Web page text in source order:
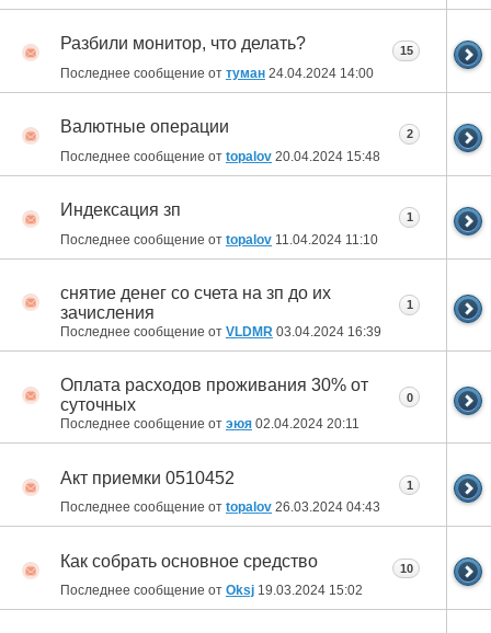
Разбили монитор, что делать?
Последнее сообщение от туман 24.04.2024 14:00
15
Валютные операции
Последнее сообщение от topalov 20.04.2024 15:48
2
Индексация зп
Последнее сообщение от topalov 11.04.2024 11:10
1
снятие денег со счета на зп до их
зачисления
Последнее сообщение от VLDMR 03.04.2024 16:39
1
Оплата расходов проживания 30% от
суточных
Последнее сообщение от эюя 02.04.2024 20:11
0
Акт приемки 0510452
Последнее сообщение от topalov 26.03.2024 04:43
1
Как собрать основное средство
Последнее сообщение от Oksj 19.03.2024 15:02
10